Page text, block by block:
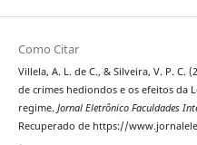
Como Citar
Villela, A. L. de C., & Silveira, V. P. C.
de crimes hediondos e os efeitos da
regime. Jornal Eletrônico Faculdades
Recuperado de https://